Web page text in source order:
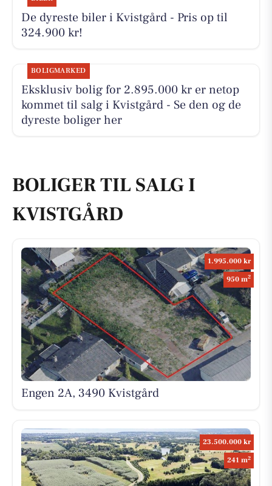
De dyreste biler i Kvistgård - Pris op til
324.900 kr!
BOLIGMARKED
Eksklusiv bolig for 2.895.000 kr er netop
kommet til salg i Kvistgård - Se den og de
dyreste boliger her
BOLIGER TIL SALG I
KVISTGÅRD
1.995.000 kr
950 m2
Engen 2A, 3490 Kvistgård
23.500.000 kr
241 m2